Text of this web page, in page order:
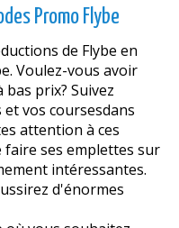
Promo Flybe
de Flybe en
Voulez-vous avoir
prix? Suivez
vos coursesdans
attention à ces
faire ses emplettes sur
intéressantes.
d'énormes